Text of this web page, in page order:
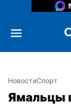
НовостиСпорт
Ямальцы